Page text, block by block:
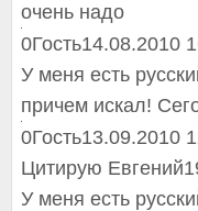
очень надо
0Гость14.08.2010
У меня есть
причем искал!
0Гость13.09.2010
Цитирую
У меня есть